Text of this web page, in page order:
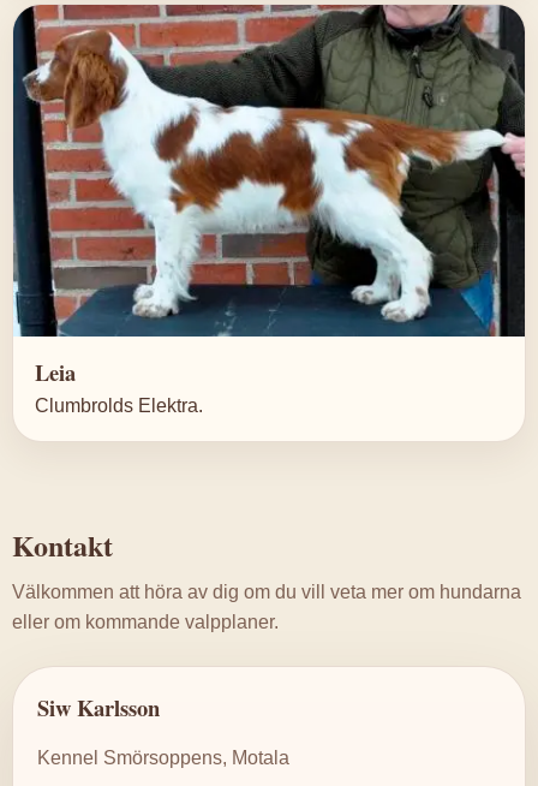
Leia
Clumbrolds Elektra.
Kontakt
Välkommen att höra av dig om du vill veta mer om hundarna
eller om kommande valpplaner.
Siw Karlsson
Kennel Smörsoppens, Motala